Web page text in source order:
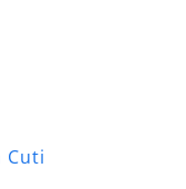
Cuti